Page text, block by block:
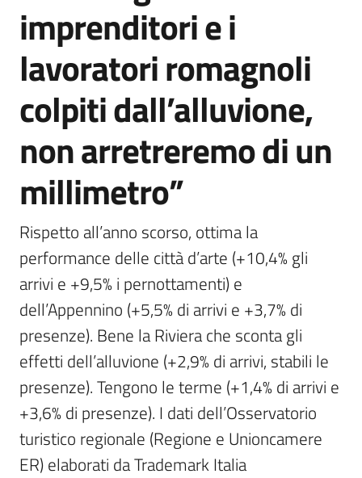
imprenditori e i
lavoratori romagnoli
colpiti dall’alluvione,
non arretreremo di un
millimetro”
Rispetto all’anno scorso, ottima la
performance delle città d’arte (+10,4% gli
arrivi e +9,5% i pernottamenti) e
dell’Appennino (+5,5% di arrivi e +3,7% di
presenze). Bene la Riviera che sconta gli
effetti dell’alluvione (+2,9% di arrivi, stabili le
presenze). Tengono le terme (+1,4% di arrivi e
+3,6% di presenze). I dati dell’Osservatorio
turistico regionale (Regione e Unioncamere
ER) elaborati da Trademark Italia